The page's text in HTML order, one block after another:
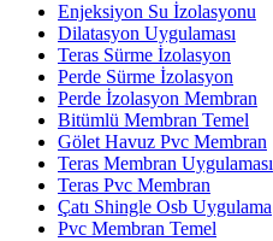
Enjeksiyon Su İzolasyonu
Dilatasyon Uygulaması
Teras Sürme İzolasyon
Perde Sürme İzolasyon
Perde İzolasyon Membran
Bitümlü Membran Temel
Gölet Havuz Pvc Membran
Teras Membran Uygulaması
Teras Pvc Membran
Çatı Shingle Osb Uygulama
Pvc Membran Temel